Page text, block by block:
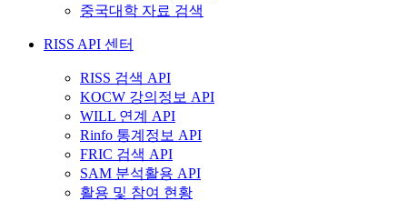
중국대학 자료 검색
RISS API 센터
RISS 검색 API
KOCW 강의정보 API
WILL 연계 API
Rinfo 통계정보 API
FRIC 검색 API
SAM 분석활용 API
활용 및 참여 현황